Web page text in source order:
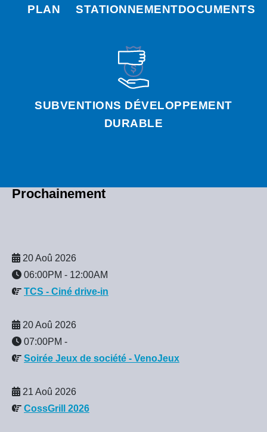
PLAN STATIONNEMENTDOCUMENTS
SUBVENTIONS DÉVELOPPEMENT
DURABLE
Prochainement
20 Aoû 2026
06:00PM - 12:00AM
TCS - Ciné drive-in
20 Aoû 2026
07:00PM -
Soirée Jeux de société - VenoJeux
21 Aoû 2026
CossGrill 2026